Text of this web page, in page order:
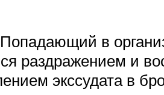
в
и
экссудата в